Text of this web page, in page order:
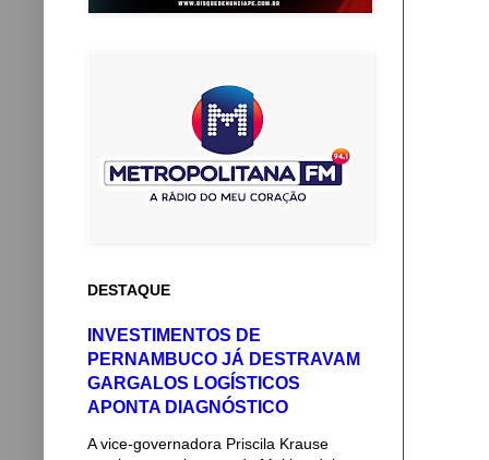
DESTAQUE
INVESTIMENTOS DE
PERNAMBUCO JÁ DESTRAVAM
GARGALOS LOGÍSTICOS
APONTA DIAGNÓSTICO
A vice-governadora Priscila Krause